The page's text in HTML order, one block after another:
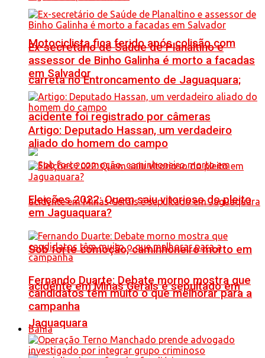
Motociclista fica ferido após colisão com
carreta no Entroncamento de Jaguaquara;
acidente foi registrado por câmeras
Sob forte comoção, caminhoneiro morto em
acidente em Minas Gerais é sepultado em
Jaguaquara
Ex-secretário de Saúde de Planaltino e
assessor de Binho Galinha é morto a facadas
em Salvador
Artigo: Deputado Hassan, um verdadeiro
aliado do homem do campo
Eleições 2022: Quem saiu vitorioso do pleito
em Jaguaquara?
Fernando Duarte: Debate morno mostra que
candidatos têm muito o que melhorar para a
campanha
Bahia